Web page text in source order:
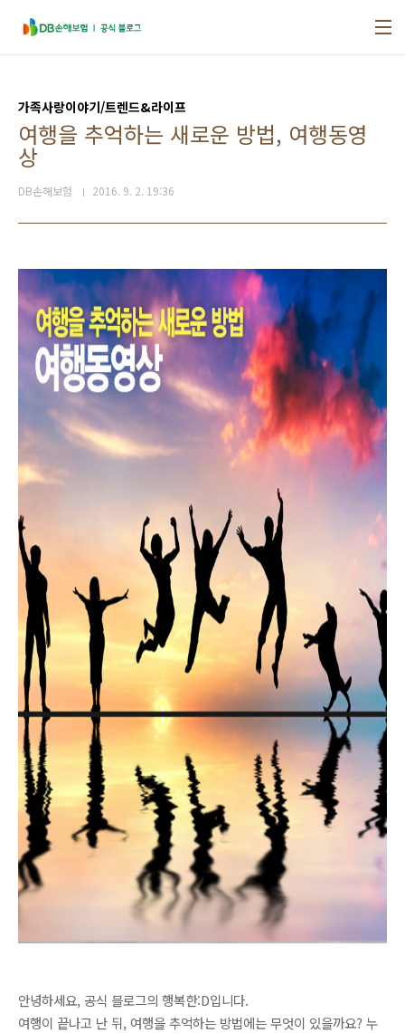
가족사랑이야기/트렌드&라이프
여행을 추억하는 새로운 방법, 여행동영
상
DB손해보험 2016. 9. 2. 19:36
안녕하세요, 공식 블로그의 행복한:D입니다.
여행이 끝나고 난 뒤, 여행을 추억하는 방법에는 무엇이 있을까요? 누